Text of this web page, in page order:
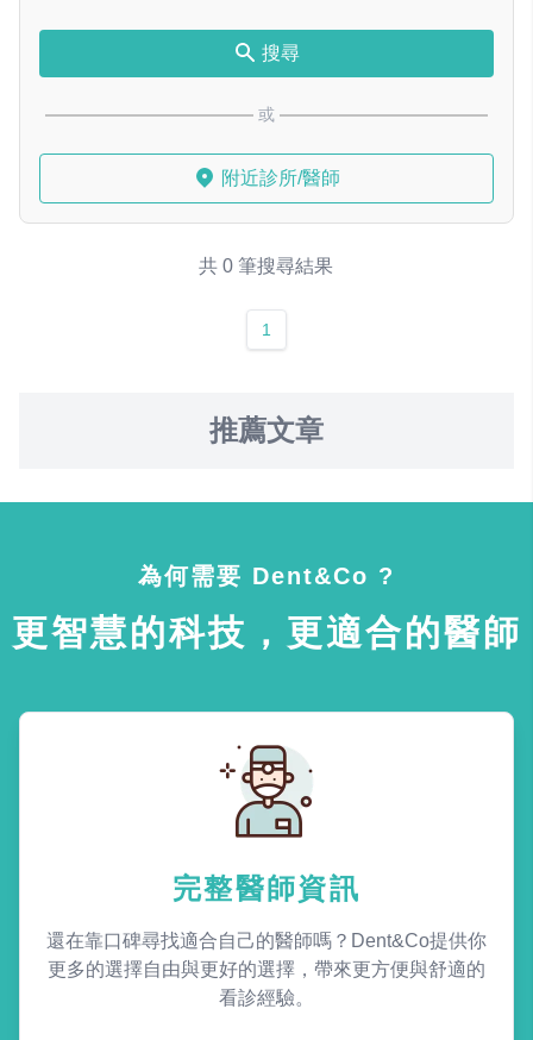
搜尋
或
附近診所/醫師
共 0 筆搜尋結果
1
推薦文章
為何需要 Dent&Co ?
更智慧的科技，更適合的醫師
完整醫師資訊
還在靠口碑尋找適合自己的醫師嗎？Dent&Co提供你
更多的選擇自由與更好的選擇，帶來更方便與舒適的
看診經驗。